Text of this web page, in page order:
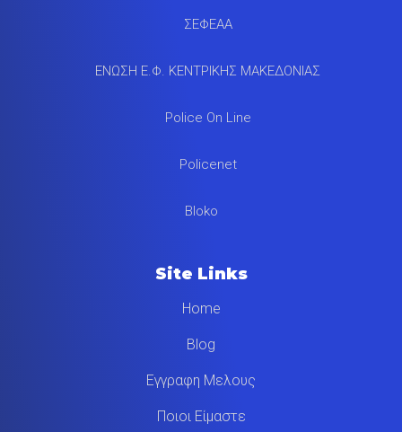
ΣΕΦΕΑΑ
ΕΝΩΣΗ Ε.Φ. ΚΕΝΤΡΙΚΗΣ ΜΑΚΕΔΟΝΙΑΣ
Police On Line
Policenet
Bloko
Site Links
Home
Blog
Εγγραφη Μελους
Ποιοι Είμαστε